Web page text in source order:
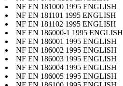
NF EN 181000 1995 ENGLISH
NF EN 181101 1995 ENGLISH
NF EN 181102 1995 ENGLISH
NF EN 186000-1 1995 ENGLISH
NF EN 186001 1995 ENGLISH
NF EN 186002 1995 ENGLISH
NF EN 186003 1995 ENGLISH
NF EN 186004 1995 ENGLISH
NF EN 186005 1995 ENGLISH